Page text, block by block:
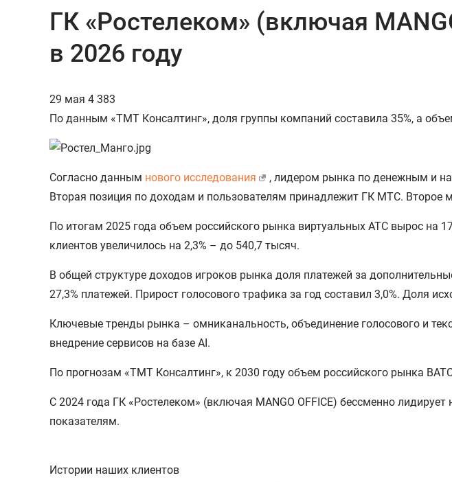
ГК «Ростелеком» (включая
в 2026 году
29 мая 4 383
По данным «ТМТ Консалтинг», доля группы компаний составила 35%, а
Согласно данным нового исследования
, лидером рынка по денежным и
Вторая позиция по доходам и пользователям принадлежит ГК МТС. Второе
По итогам 2025 года объем российского рынка виртуальных АТС вырос на
клиентов увеличилось на 2,3% – до 540,7 тысяч.
В общей структуре доходов игроков рынка доля платежей за
27,3% платежей. Прирост голосового трафика за год составил 3,0%. Доля
Ключевые тренды рынка – омниканальность, объединение голосового и
внедрение сервисов на базе AI.
По прогнозам «ТМТ Консалтинг», к 2030 году объем российского рынка
С 2024 года ГК «Ростелеком» (включая MANGO OFFICE) бессменно
показателям.
Истории наших клиентов